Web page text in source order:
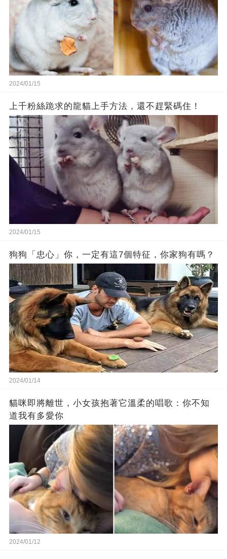
2024/01/15
上千粉絲跪求的龍貓上手方法，還不趕緊碼住！
2024/01/15
狗狗「忠心」你，一定有這7個特征，你家狗有嗎？
2024/01/14
貓咪即將離世，小女孩抱著它溫柔的唱歌：你不知
道我有多愛你
2024/01/12